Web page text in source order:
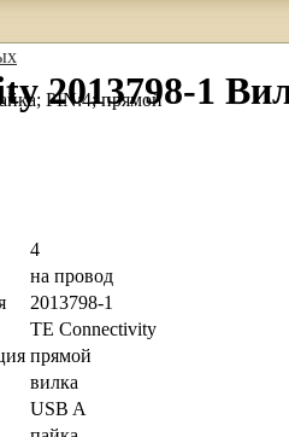
PIN:4; прямой
2013798-1
4
на провод
2013798-1
TE Connectivity
прямой
вилка
USB A